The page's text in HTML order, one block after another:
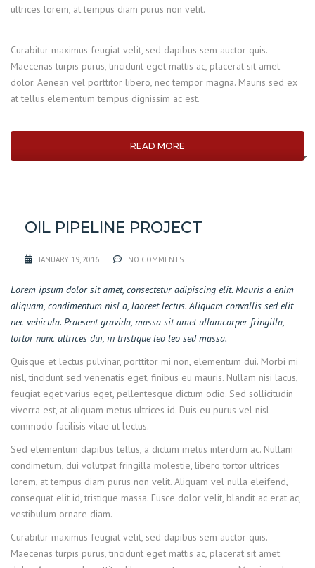
ultrices lorem, at tempus diam purus non velit.
Curabitur maximus feugiat velit, sed dapibus sem auctor quis.
Maecenas turpis purus, tincidunt eget mattis ac, placerat sit amet
dolor. Aenean vel porttitor libero, nec tempor magna. Mauris sed ex
at tellus elementum tempus dignissim ac est.
READ MORE
OIL PIPELINE PROJECT
JANUARY 19, 2016 NO COMMENTS
Lorem ipsum dolor sit amet, consectetur adipiscing elit. Mauris a enim
aliquam, condimentum nisl a, laoreet lectus. Aliquam convallis sed elit
nec vehicula. Praesent gravida, massa sit amet ullamcorper fringilla,
tortor nunc ultrices dui, in tristique leo leo sed massa.
Quisque et lectus pulvinar, porttitor mi non, elementum dui. Morbi mi
nisl, tincidunt sed venenatis eget, finibus eu mauris. Nullam nisi lacus,
feugiat eget varius eget, pellentesque dictum odio. Sed sollicitudin
viverra est, at aliquam metus ultrices id. Duis eu purus vel nisl
commodo facilisis vitae ut lectus.
Sed elementum dapibus tellus, a dictum metus interdum ac. Nullam
condimetum, dui volutpat fringilla molestie, libero tortor ultrices
lorem, at tempus diam purus non velit. Aliquam vel nulla eleifend,
consequat elit id, tristique massa. Fusce dolor velit, blandit ac erat ac,
vestibulum ornare diam.
Curabitur maximus feugiat velit, sed dapibus sem auctor quis.
Maecenas turpis purus, tincidunt eget mattis ac, placerat sit amet